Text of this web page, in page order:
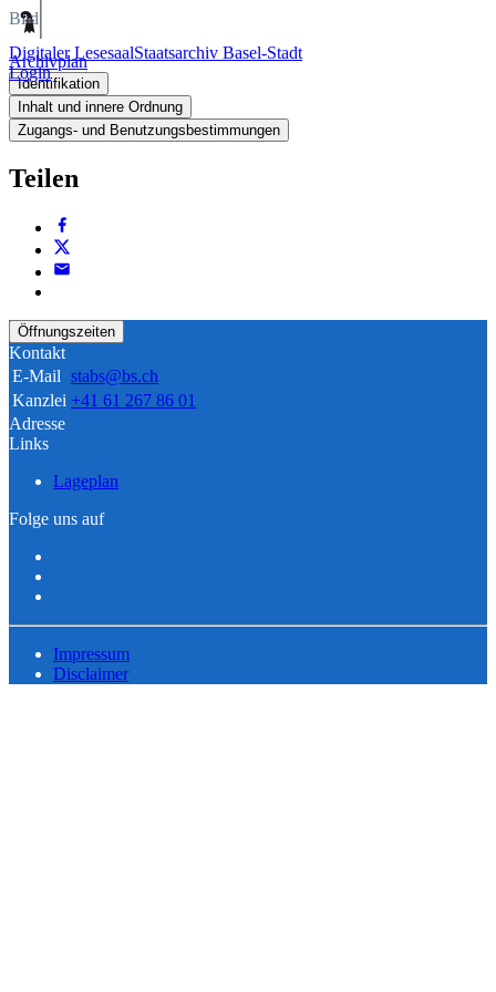
Digitaler LesesaalStaatsarchiv Basel-Stadt
Login
Bild
Archivplan
Identifikation
Inhalt und innere Ordnung
Zugangs- und Benutzungsbestimmungen
Teilen
Öffnungszeiten
Kontakt
E-Mail stabs@bs.ch
Kanzlei +41 61 267 86 01
Adresse
Links
Lageplan
Folge uns auf
Impressum
Disclaimer